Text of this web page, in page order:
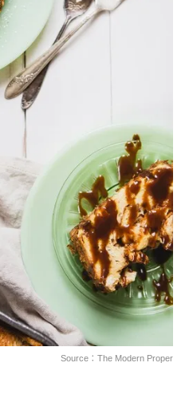
Source： The Modern Proper